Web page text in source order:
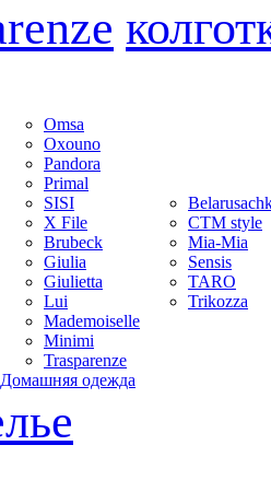
Omsa
Oxouno
Pandora
Primal
SISI
X File
Brubeck
Giulia
Giulietta
Lui
Mademoiselle
Minimi
Trasparenze
Домашняя одежда
CTM style
Mia-Mia
Sensis
TARO
Trikozza